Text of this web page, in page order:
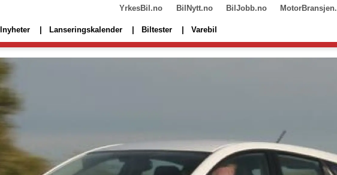
YrkesBil.no BilNytt.no BilJobb.no
Lanseringskalender Biltester Varebil